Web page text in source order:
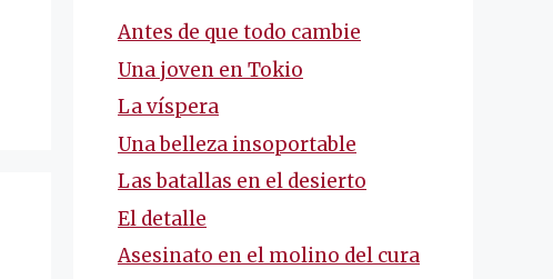
Antes de que todo cambie
Una joven en Tokio
La víspera
Una belleza insoportable
Las batallas en el desierto
El detalle
Asesinato en el molino del cura